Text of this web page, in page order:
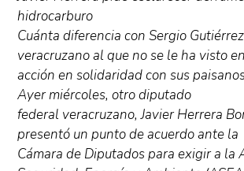
hidrocarburo
Cuánta diferencia con Sergio
veracruzano al que no se le ha visto en
acción en solidaridad con sus
Ayer miércoles, otro diputado
federal veracruzano, Javier Herrera
presentó un punto de acuerdo ante la
Cámara de Diputados para exigir a la